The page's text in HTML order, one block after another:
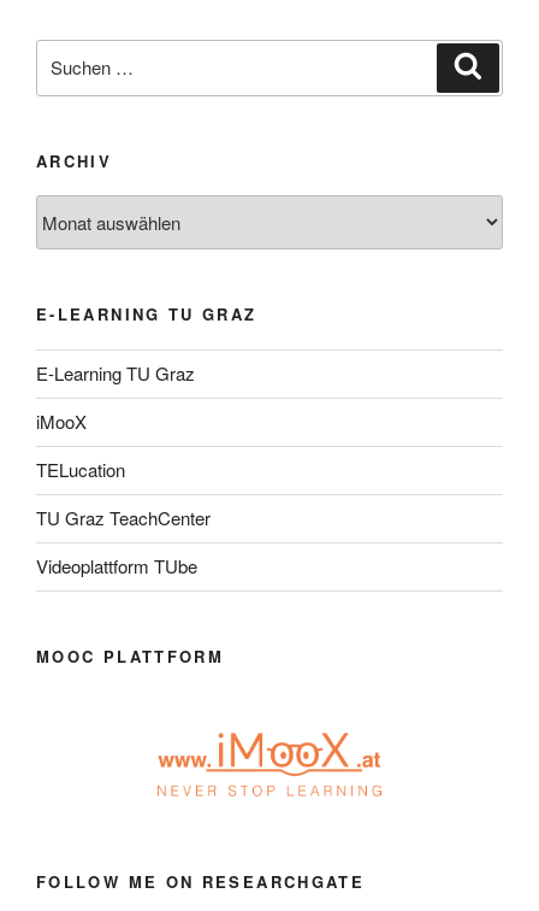
nach:
ARCHIV
E-LEARNING TU GRAZ
E-Learning TU Graz
iMooX
TELucation
TU Graz TeachCenter
Videoplattform TUbe
MOOC PLATTFORM
FOLLOW ME ON RESEARCHGATE